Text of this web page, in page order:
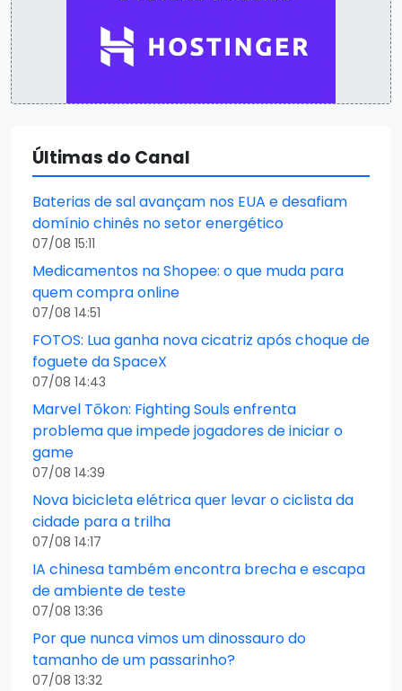
Últimas do Canal
Baterias de sal avançam nos EUA e desafiam
domínio chinês no setor energético
07/08 15:11
Medicamentos na Shopee: o que muda para
quem compra online
07/08 14:51
FOTOS: Lua ganha nova cicatriz após choque de
foguete da SpaceX
07/08 14:43
Marvel Tōkon: Fighting Souls enfrenta
problema que impede jogadores de iniciar o
game
07/08 14:39
Nova bicicleta elétrica quer levar o ciclista da
cidade para a trilha
07/08 14:17
IA chinesa também encontra brecha e escapa
de ambiente de teste
07/08 13:36
Por que nunca vimos um dinossauro do
tamanho de um passarinho?
07/08 13:32